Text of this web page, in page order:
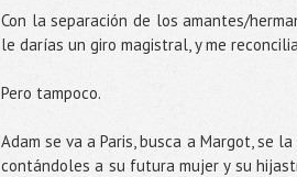
Con la separación de los amantes/
le darías un giro magistral, y me
Pero tampoco.
Adam se va a Paris, busca a Margot, se
contándoles a su futura mujer y su